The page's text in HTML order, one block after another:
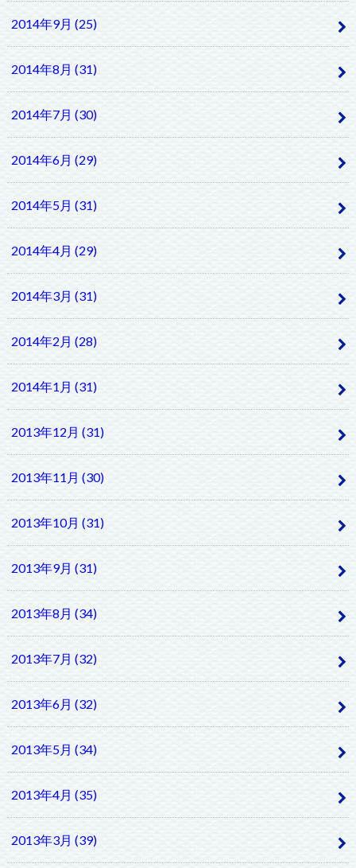
2014年9月 (25)
2014年8月 (31)
2014年7月 (30)
2014年6月 (29)
2014年5月 (31)
2014年4月 (29)
2014年3月 (31)
2014年2月 (28)
2014年1月 (31)
2013年12月 (31)
2013年11月 (30)
2013年10月 (31)
2013年9月 (31)
2013年8月 (34)
2013年7月 (32)
2013年6月 (32)
2013年5月 (34)
2013年4月 (35)
2013年3月 (39)